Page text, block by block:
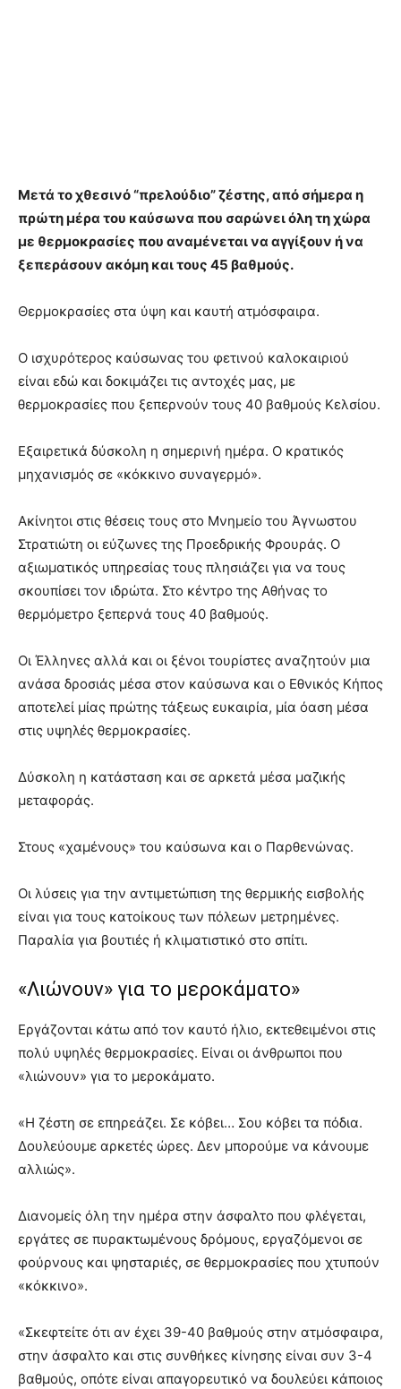
Μετά το χθεσινό “πρελούδιο” ζέστης, από σήμερα η
πρώτη μέρα του καύσωνα που σαρώνει όλη τη χώρα
με θερμοκρασίες που αναμένεται να αγγίξουν ή να
ξεπεράσουν ακόμη και τους 45 βαθμούς.
Θερμοκρασίες στα ύψη και καυτή ατμόσφαιρα.
Ο ισχυρότερος καύσωνας του φετινού καλοκαιριού
είναι εδώ και δοκιμάζει τις αντοχές μας, με
θερμοκρασίες που ξεπερνούν τους 40 βαθμούς Κελσίου.
Εξαιρετικά δύσκολη η σημερινή ημέρα. Ο κρατικός
μηχανισμός σε «κόκκινο συναγερμό».
Ακίνητοι στις θέσεις τους στο Μνημείο του Άγνωστου
Στρατιώτη οι εύζωνες της Προεδρικής Φρουράς. Ο
αξιωματικός υπηρεσίας τους πλησιάζει για να τους
σκουπίσει τον ιδρώτα. Στο κέντρο της Αθήνας το
θερμόμετρο ξεπερνά τους 40 βαθμούς.
Οι Έλληνες αλλά και οι ξένοι τουρίστες αναζητούν μια
ανάσα δροσιάς μέσα στον καύσωνα και ο Εθνικός Κήπος
αποτελεί μίας πρώτης τάξεως ευκαιρία, μία όαση μέσα
στις υψηλές θερμοκρασίες.
Δύσκολη η κατάσταση και σε αρκετά μέσα μαζικής
μεταφοράς.
Στους «χαμένους» του καύσωνα και ο Παρθενώνας.
Οι λύσεις για την αντιμετώπιση της θερμικής εισβολής
είναι για τους κατοίκους των πόλεων μετρημένες.
Παραλία για βουτιές ή κλιματιστικό στο σπίτι.
«Λιώνουν» για το μεροκάματο»
Εργάζονται κάτω από τον καυτό ήλιο, εκτεθειμένοι στις
πολύ υψηλές θερμοκρασίες. Είναι οι άνθρωποι που
«λιώνουν» για το μεροκάματο.
«Η ζέστη σε επηρεάζει. Σε κόβει… Σου κόβει τα πόδια.
Δουλεύουμε αρκετές ώρες. Δεν μπορούμε να κάνουμε
αλλιώς».
Διανομείς όλη την ημέρα στην άσφαλτο που φλέγεται,
εργάτες σε πυρακτωμένους δρόμους, εργαζόμενοι σε
φούρνους και ψησταριές, σε θερμοκρασίες που χτυπούν
«κόκκινο».
«Σκεφτείτε ότι αν έχει 39-40 βαθμούς στην ατμόσφαιρα,
στην άσφαλτο και στις συνθήκες κίνησης είναι συν 3-4
βαθμούς, οπότε είναι απαγορευτικό να δουλεύει κάποιος